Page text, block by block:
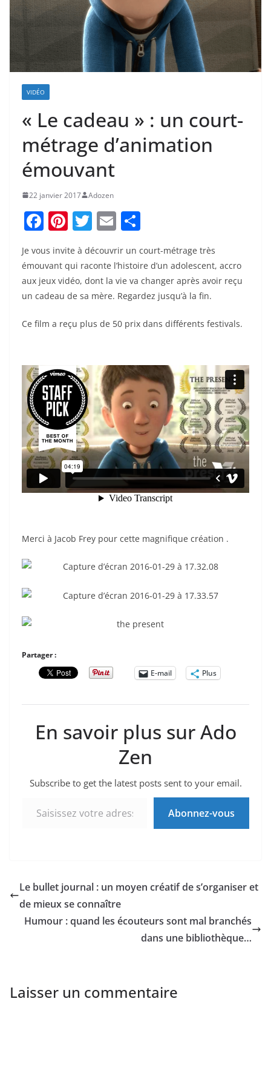
VIDÉO
« Le cadeau » : un court-
métrage d’animation
émouvant
22 janvier 2017 Adozen
F
a
c
e
b
o
Pi
nt
er
e
st
T
w
itt
er
E
m
ai
l
ta
g
er
Je vous invite à découvrir un court-métrage très
émouvant qui raconte l’histoire d’un adolescent, accro
aux jeux vidéo, dont la vie va changer après avoir reçu
un cadeau de sa mère. Regardez jusqu’à la fin.
Ce film a reçu plus de 50 prix dans différents festivals.
Merci à Jacob Frey pour cette magnifique création .
Partager :
E-mail
Plus
En savoir plus sur Ado
Zen
Subscribe to get the latest posts sent to your email.
Abonnez-vous
Le bullet journal : un moyen créatif de s’organiser et
de mieux se connaître
Humour : quand les écouteurs sont mal branchés
dans une bibliothèque…
Laisser un commentaire